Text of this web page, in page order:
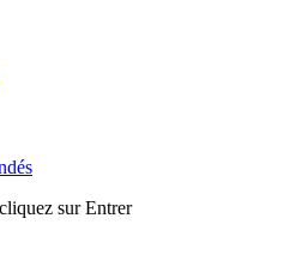
sur Entrer